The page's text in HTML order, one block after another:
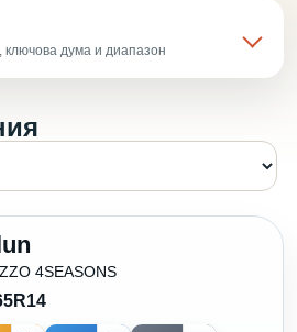
ключова дума и диапазон
4SEASONS